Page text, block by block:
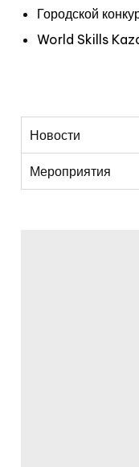
Городской
World Skills
Новости
Мероприятия